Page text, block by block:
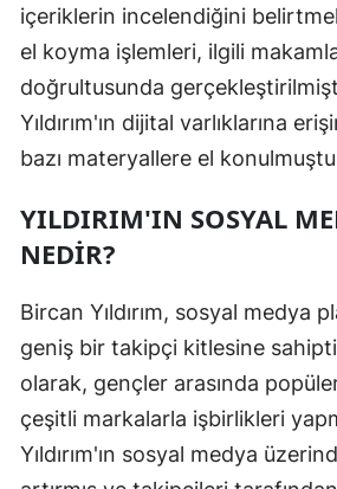
içeriklerin incelendiğini
el koyma işlemleri, ilgili
doğrultusunda
Yıldırım'ın dijital varlıklarına
bazı materyallere el
YILDIRIM'IN SOSYAL
NEDIR?
Bircan Yıldırım, sosyal medya
geniş bir takipçi kitlesine
olarak, gençler arasında
çeşitli markalarla işbirlikleri
Yıldırım'ın sosyal medya